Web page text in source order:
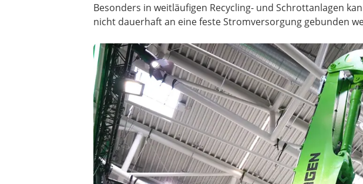
Besonders in weitläufigen Recycling- und Schrottanlagen
nicht dauerhaft an eine feste Stromversorgung gebunden